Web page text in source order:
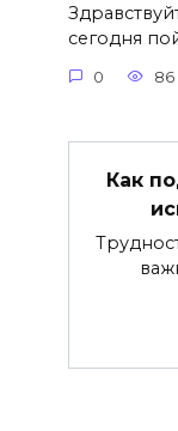
сегодня
0 86
Как